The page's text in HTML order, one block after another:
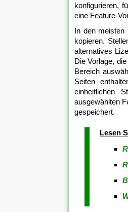
konfigurieren,
eine Feature-
In den meisten
kopieren.
alternatives
Die Vorlage,
Bereich
Seiten
einheitlichen
ausgewählten
gespeichert.
Lesen